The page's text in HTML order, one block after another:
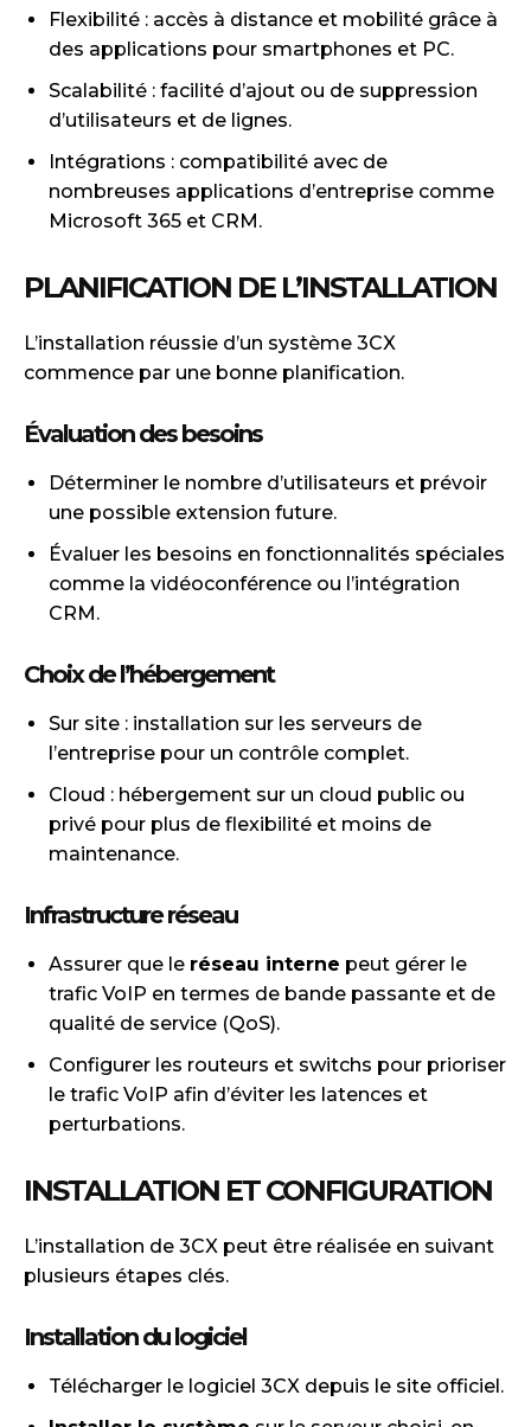
Flexibilité : accès à distance et mobilité grâce à
des applications pour smartphones et PC.
Scalabilité : facilité d’ajout ou de suppression
d’utilisateurs et de lignes.
Intégrations : compatibilité avec de
nombreuses applications d’entreprise comme
Microsoft 365 et CRM.
PLANIFICATION DE L’INSTALLATION
L’installation réussie d’un système 3CX
commence par une bonne planification.
Évaluation des besoins
Déterminer le nombre d’utilisateurs et prévoir
une possible extension future.
Évaluer les besoins en fonctionnalités spéciales
comme la vidéoconférence ou l’intégration
CRM.
Choix de l’hébergement
Sur site : installation sur les serveurs de
l’entreprise pour un contrôle complet.
Cloud : hébergement sur un cloud public ou
privé pour plus de flexibilité et moins de
maintenance.
Infrastructure réseau
Assurer que le réseau interne peut gérer le
trafic VoIP en termes de bande passante et de
qualité de service (QoS).
Configurer les routeurs et switchs pour prioriser
le trafic VoIP afin d’éviter les latences et
perturbations.
INSTALLATION ET CONFIGURATION
L’installation de 3CX peut être réalisée en suivant
plusieurs étapes clés.
Installation du logiciel
Télécharger le logiciel 3CX depuis le site officiel.